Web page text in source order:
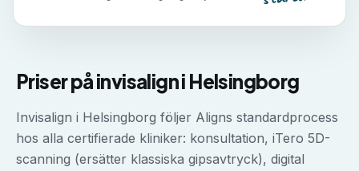
Priser påinvisaligni Helsingborg
Invisalign i Helsingborg följer Aligns standardprocess
hos alla certifierade kliniker: konsultation, iTero 5D-
scanning (ersätter klassiska gipsavtryck), digital